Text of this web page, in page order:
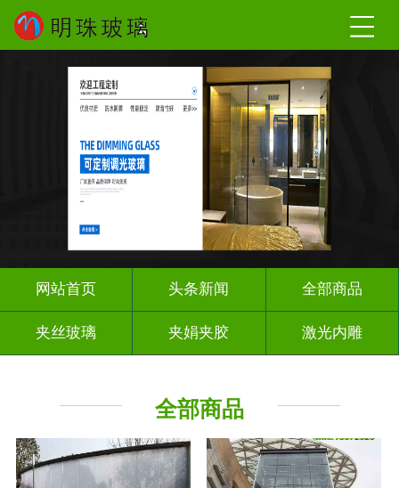
网站首页 头条新闻 全部商品
夹丝玻璃 夹娟夹胶 激光内雕
全部商品